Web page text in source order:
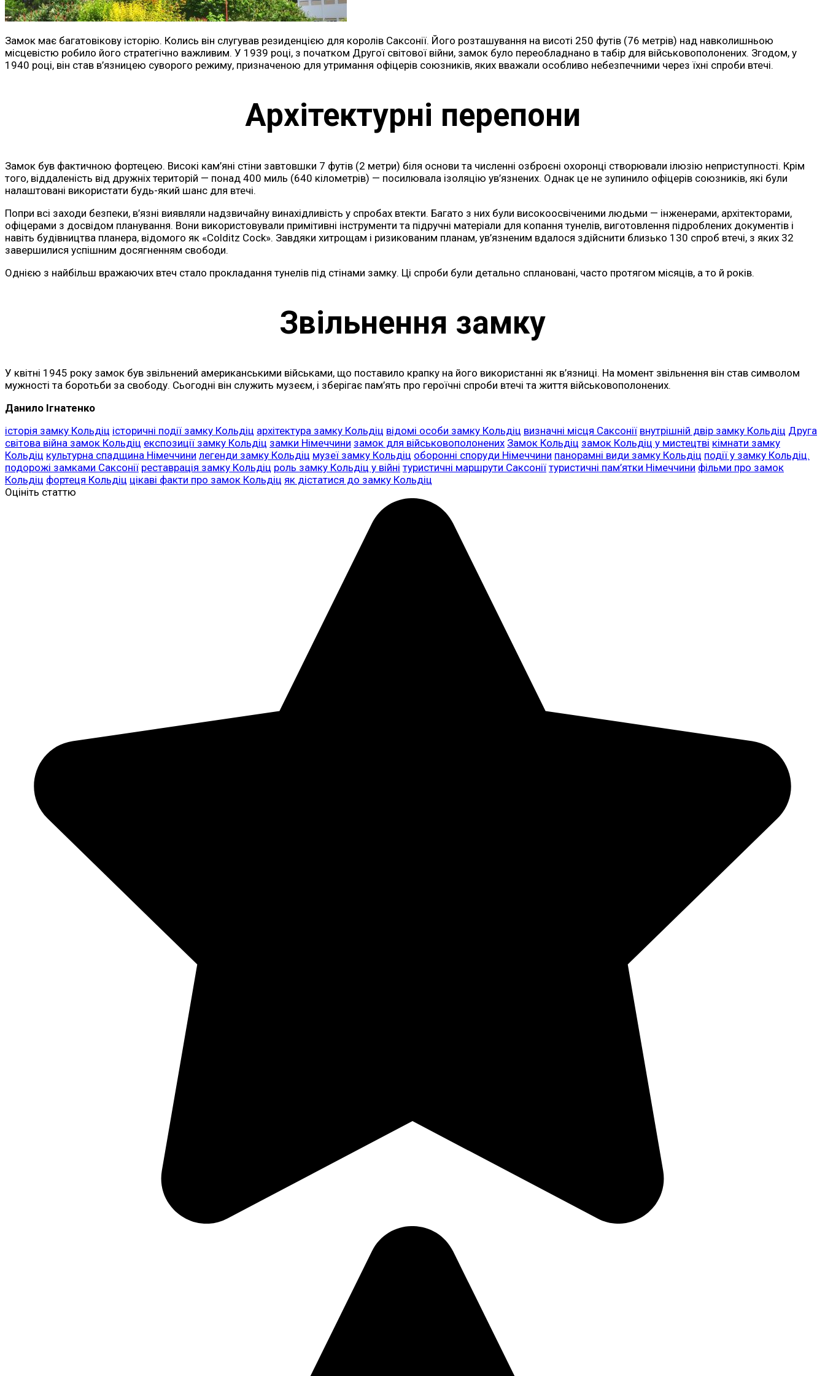
Замок має багатовікову історію. Колись він слугував резиденцією для королів Саксонії. Його розташування на висоті 250 футів (76 метрів) над навколишньою
місцевістю робило його стратегічно важливим. У 1939 році, з початком Другої світової війни, замок було переобладнано в табір для військовополонених. Згодом, у
1940 році, він став в’язницею суворого режиму, призначеною для утримання офіцерів союзників, яких вважали особливо небезпечними через їхні спроби втечі.
Архітектурні перепони
Замок був фактичною фортецею. Високі кам’яні стіни завтовшки 7 футів (2 метри) біля основи та численні озброєні охоронці створювали ілюзію неприступності. Крім
того, віддаленість від дружніх територій — понад 400 миль (640 кілометрів) — посилювала ізоляцію ув’язнених. Однак це не зупинило офіцерів союзників, які були
налаштовані використати будь-який шанс для втечі.
Попри всі заходи безпеки, в’язні виявляли надзвичайну винахідливість у спробах втекти. Багато з них були високоосвіченими людьми — інженерами, архітекторами,
офіцерами з досвідом планування. Вони використовували примітивні інструменти та підручні матеріали для копання тунелів, виготовлення підроблених документів і
навіть будівництва планера, відомого як «Colditz Cock». Завдяки хитрощам і ризикованим планам, ув’язненим вдалося здійснити близько 130 спроб втечі, з яких 32
завершилися успішним досягненням свободи.
Однією з найбільш вражаючих втеч стало прокладання тунелів під стінами замку. Ці спроби були детально сплановані, часто протягом місяців, а то й років.
Звільнення замку
У квітні 1945 року замок був звільнений американськими військами, що поставило крапку на його використанні як в’язниці. На момент звільнення він став символом
мужності та боротьби за свободу. Сьогодні він служить музеєм, і зберігає пам’ять про героїчні спроби втечі та життя військовополонених.
Данило Ігнатенко
історія замку Кольдіц історичні події замку Кольдіц архітектура замку Кольдіц відомі особи замку Кольдіц визначні місця Саксонії внутрішній двір замку Кольдіц Друга
світова війна замок Кольдіц експозиції замку Кольдіц замки Німеччини замок для військовополонених Замок Кольдіц замок Кольдіц у мистецтві кімнати замку
Кольдіц культурна спадщина Німеччини легенди замку Кольдіц музеї замку Кольдіц оборонні споруди Німеччини панорамні види замку Кольдіц події у замку Кольдіц.
подорожі замками Саксонії реставрація замку Кольдіц роль замку Кольдіц у війні туристичні маршрути Саксонії туристичні пам’ятки Німеччини фільми про замок
Кольдіц фортеця Кольдіц цікаві факти про замок Кольдіц як дістатися до замку Кольдіц
Оцініть статтю